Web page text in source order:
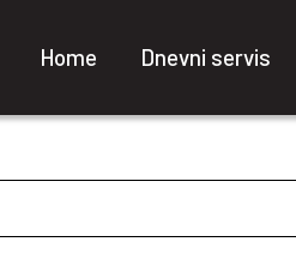
Home Dnevni servis